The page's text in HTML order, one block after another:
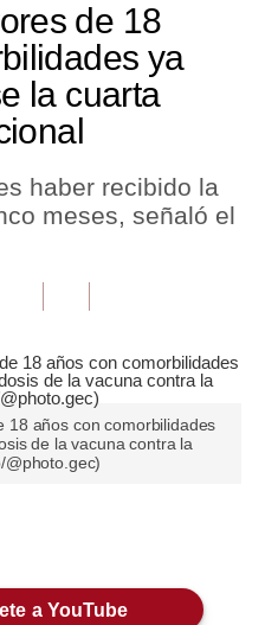
de 18
ya
la cuarta
haber recibido la
meses, señaló el
18 años con comorbilidades
de la vacuna contra la
a YouTube